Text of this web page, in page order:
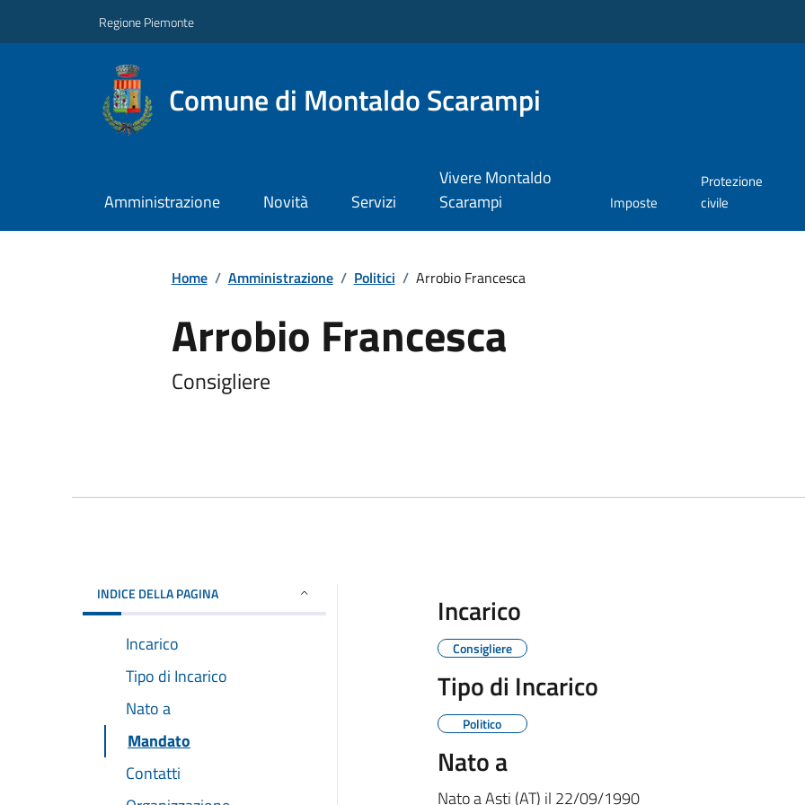
Regione Piemonte
Comune di Montaldo Scarampi
Amministrazione Novità Servizi
Vivere Montaldo
Scarampi
Imposte
Protezione
civile
Home / Amministrazione / Politici / Arrobio Francesca
Arrobio Francesca
Consigliere
INDICE DELLA PAGINA
Incarico
Tipo di Incarico
Nato a
Mandato
Contatti
Incarico
Consigliere
Tipo di Incarico
Politico
Nato a
Nato aAsti (AT) il 22/09/1990